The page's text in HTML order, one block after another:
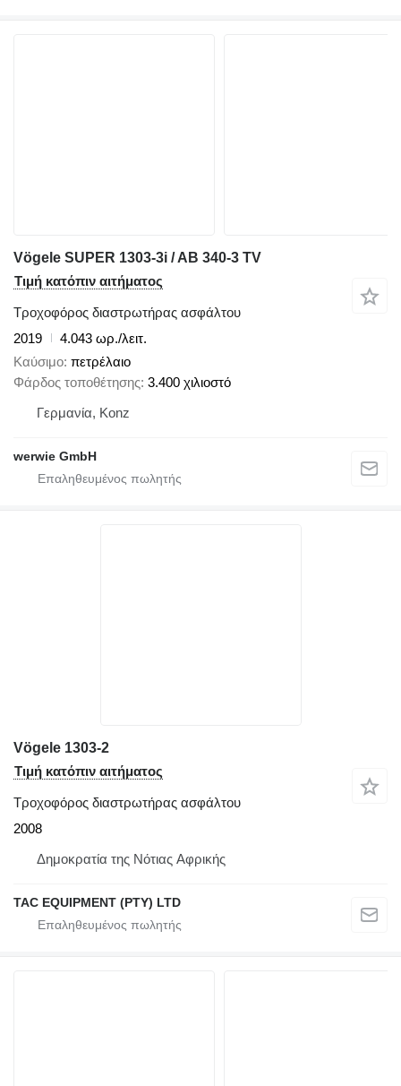
Vögele SUPER 1303-3i / AB 340-3 TV
Τιμή κατόπιν αιτήματος
Τροχοφόρος διαστρωτήρας ασφάλτου
2019
4.043 ωρ./λειτ.
Καύσιμο πετρέλαιο
Φάρδος τοποθέτησης 3.400 χιλιοστό
Γερμανία, Konz
werwie GmbH
Vögele 1303-2
Τιμή κατόπιν αιτήματος
Τροχοφόρος διαστρωτήρας ασφάλτου
2008
Δημοκρατία της Νότιας Αφρικής
TAC EQUIPMENT (PTY) LTD